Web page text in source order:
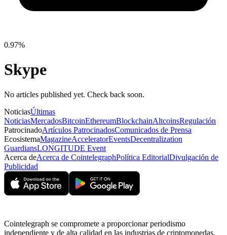
0.97%
Skype
No articles published yet. Check back soon.
NoticiasÚltimas
NoticiasMercadosBitcoinEthereumBlockchainAltcoinsRegulación
PatrocinadoArtículos PatrocinadosComunicados de Prensa
EcosistemaMagazineAcceleratorEventsDecentralization
GuardiansLONGITUDE Event
Acerca deAcerca de CointelegraphPolítica EditorialDivulgación de
Publicidad
Cointelegraph se compromete a proporcionar periodismo
independiente y de alta calidad en las industrias de criptomonedas,